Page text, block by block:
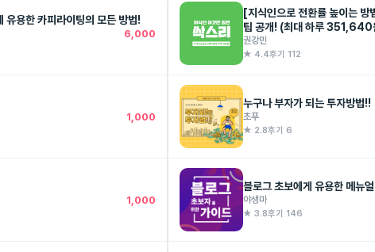
용한 카피라이팅의 모든 방법!
6,000
1,000
1,000
[지식인으로 전환률 높이는
팁 공개! (최대 하루 351,640
권강민
★ 4.4후기 112
누구나 부자가 되는 투자방법!!
초푸
★ 2.8후기 6
블로그 초보에게 유용한 메뉴
야생마
★ 3.8후기 146